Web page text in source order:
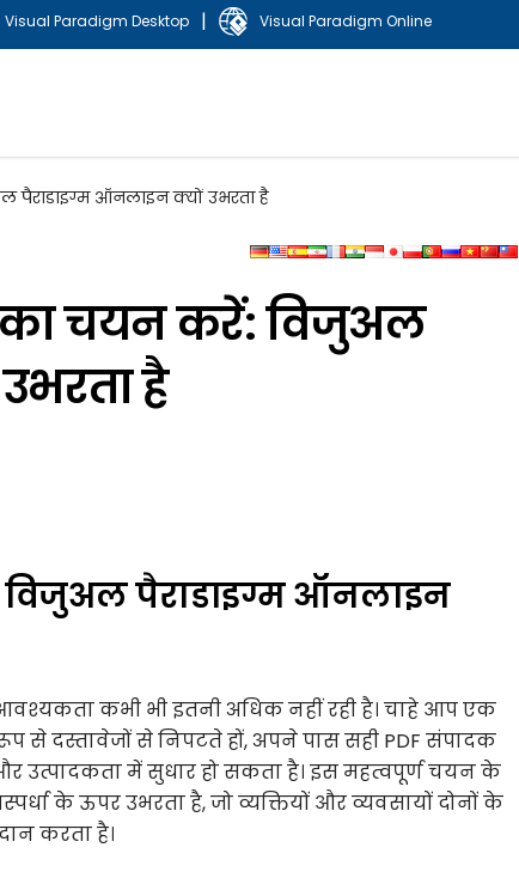
Visual Paradigm Desktop | Visual Paradigm Online
पैराडाइग्म ऑनलाइन क्यों उभरता है
चयन करें: विजुअल
है
पैराडाइग्म ऑनलाइन
कभी भी इतनी अधिक नहीं रही है। चाहे आप एक
रूप से दस्तावेजों से निपटते हों, अपने पास सही PDF संपादक
में सुधार हो सकता है। इस महत्वपूर्ण चयन के
के ऊपर उभरता है, जो व्यक्तियों और व्यवसायों दोनों के
करता है।